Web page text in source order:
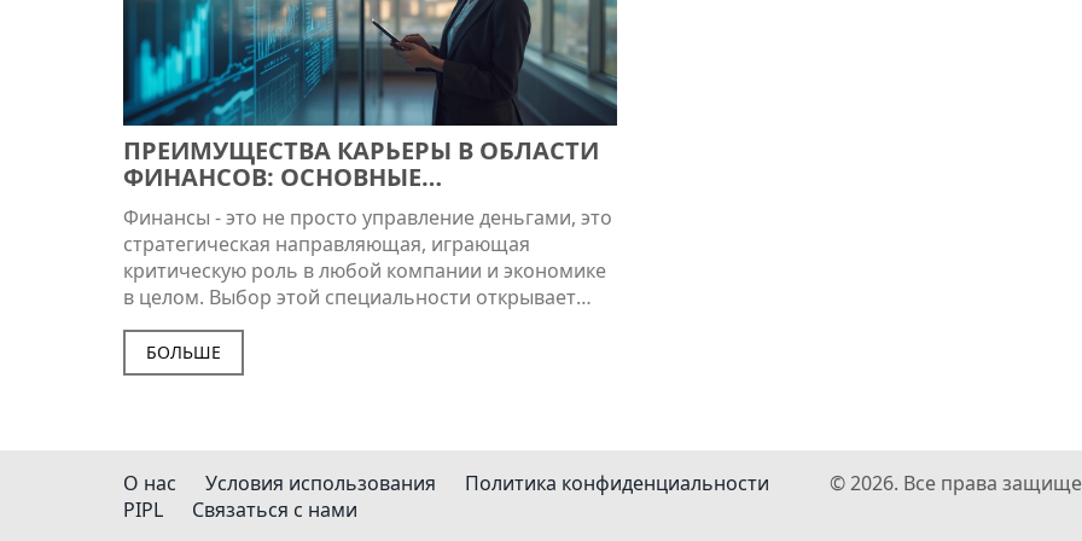
ПРЕИМУЩЕСТВА КАРЬЕРЫ В ОБЛАСТИ
ФИНАНСОВ: ОСНОВНЫЕ
ПРЕИМУЩЕСТВА ОБУЧЕНИЯ
ФИНАНСАМ
Финансы - это не просто управление деньгами, это
стратегическая направляющая, играющая
критическую роль в любой компании и экономике
в целом. Выбор этой специальности открывает
перед вами широкое разнообразие карьерных
возможностей. В статье рассматриваются
ключевые аспекты, почему изучение финансов
БОЛЬШЕ
О нас Условия использования
Политика конфиденциальности
PIPL
Связаться с нами
© 2026. Все права